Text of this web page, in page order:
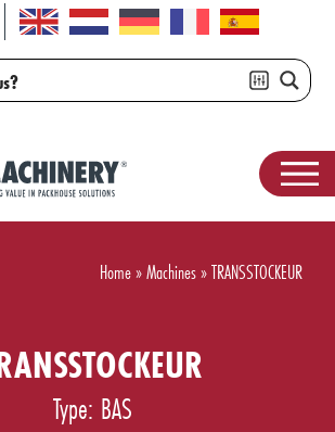
Home»Machines»TRANSSTOCKEUR
Type: BAS